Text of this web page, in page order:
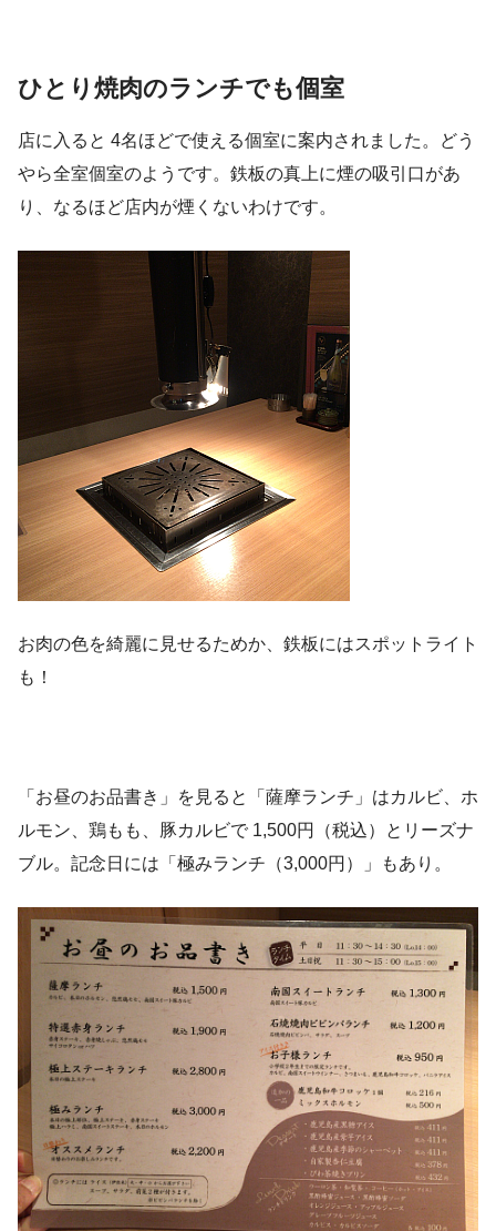
ひとり焼肉のランチでも個室
店に入ると 4名ほどで使える個室に案内されました。どう
やら全室個室のようです。鉄板の真上に煙の吸引口があ
り、なるほど店内が煙くないわけです。
お肉の色を綺麗に見せるためか、鉄板にはスポットライト
も！
「お昼のお品書き」を見ると「薩摩ランチ」はカルビ、ホ
ルモン、鶏もも、豚カルビで 1,500円（税込）とリーズナ
ブル。記念日には「極みランチ（3,000円）」もあり。